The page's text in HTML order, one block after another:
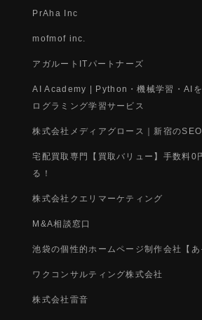
PrAha Inc
mofmof inc.
アガルートITパートナーズ
AI Academy | Python・機械学習・AI
ログラミング学習サービス
株式会社メディアグロース｜新宿の
宅配買取専門【買取バリュー】手数料0
る！
株式会社クエリマーケティング
M&A相談窓口
池袋の個性的ホームページ制作会社【あ
ワクコンサルティング株式会社
株式会社雷音